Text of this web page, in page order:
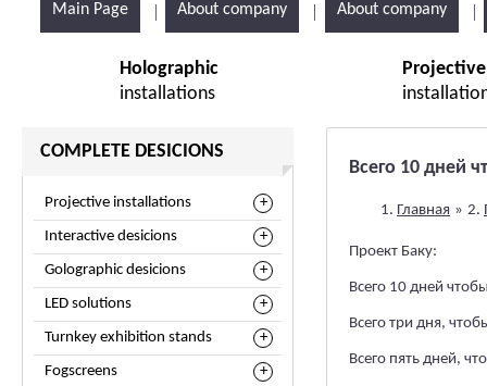
Main Page About company About company
Holographic
installations
Projective
COMPLETE DESICIONS
Projective installations
Interactive desicions
Golographic desicions
LED solutions
Turnkey exhibition stands
Fogscreens
Всего 10 дней
Главная »
Проект Баку:
Всего 10 дней
Всего три дня,
Всего пять дней,